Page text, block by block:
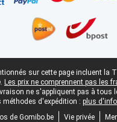
légal
sur cette page incluent la
Les prix ne comprennent pas les
ne s'appliquent pas à tous
méthodes d'expédition : plus
de Gomibo.be
Vie privée